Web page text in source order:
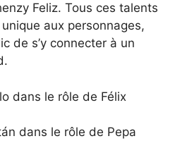
Feliz. Tous ces talents
aux personnages,
de s’y connecter à un
dans le rôle de Félix
dans le rôle de Pepa